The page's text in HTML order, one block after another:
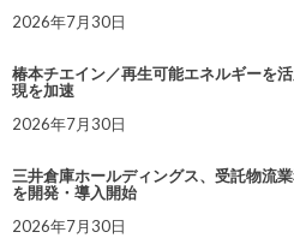
2026年7月30日
椿本チエイン／再生可能エネルギーを
現を加速
2026年7月30日
三井倉庫ホールディングス、受託物流
を開発・導入開始
2026年7月30日